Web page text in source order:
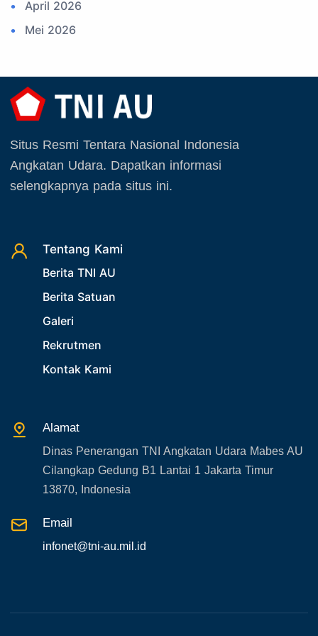
21. Latihan TNI AU
22. Latihan TNI
23. Operasi TNI
24. Operasi TNI AU
25. Agenda PIA Ardhya Garini
28. Bukan Berita TNI AU
35. Gangguan bandara
36. Kecelakaan pesawat TNI
37. Kecelakaan pesawat swasta
39. Gangguan KAMTIBMAS
April 2026
Mei 2026
Juli 2026
Agustus 2026
Oktober 2025
November 2025
Situs Resmi Tentara Nasional Indonesia
Angkatan Udara. Dapatkan informasi
selengkapnya pada situs ini.
Tentang Kami
Berita TNI AU
Berita Satuan
Galeri
Rekrutmen
Kontak Kami
Alamat
Dinas Penerangan TNI Angkatan Udara Mabes AU
Cilangkap Gedung B1 Lantai 1 Jakarta Timur
13870, Indonesia
Email
infonet@tni-au.mil.id